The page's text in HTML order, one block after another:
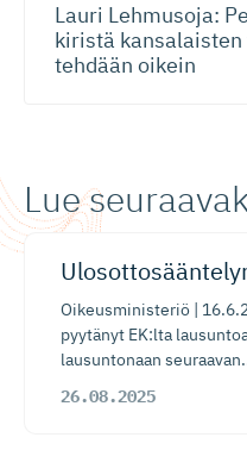
Lauri Lehmusoja:
kiristä
tehdään oikein
Lue
Oikeusministeriö |
pyytänyt EK:lta
lausuntonaan
26.08.2025